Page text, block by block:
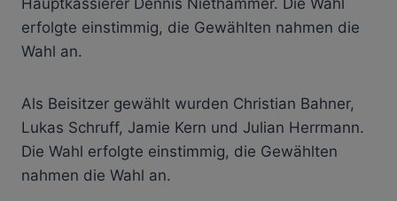
Hauptkassierer Dennis Niethammer. Die Wahl
erfolgte einstimmig, die Gewählten nahmen die
Wahl an.
Als Beisitzer gewählt wurden Christian Bahner,
Lukas Schruff, Jamie Kern und Julian Herrmann.
Die Wahl erfolgte einstimmig, die Gewählten
nahmen die Wahl an.